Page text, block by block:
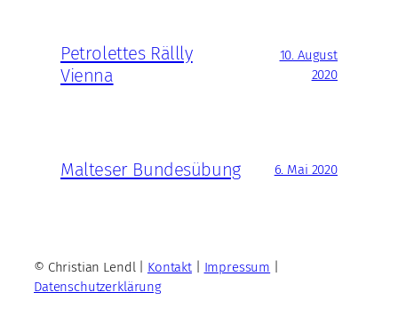
Petrolettes Rällly
Vienna
10. August
2020
Malteser Bundesübung 6. Mai 2020
© Christian Lendl | Kontakt| Impressum
Datenschutzerklärung